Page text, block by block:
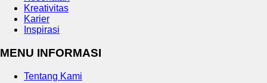
Kreativitas
Karier
Inspirasi
MENU INFORMASI
Tentang Kami